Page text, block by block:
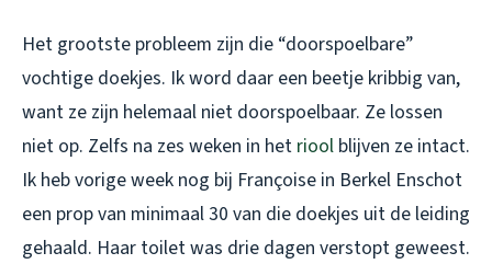
Het grootste probleem zijn die “doorspoelbare”
vochtige doekjes. Ik word daar een beetje kribbig van,
want ze zijn helemaal niet doorspoelbaar. Ze lossen
niet op. Zelfs na zes weken in het riool blijven ze intact.
Ik heb vorige week nog bij Françoise in Berkel Enschot
een prop van minimaal 30 van die doekjes uit de leiding
gehaald. Haar toilet was drie dagen verstopt geweest.